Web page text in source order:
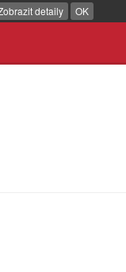
detaily OK